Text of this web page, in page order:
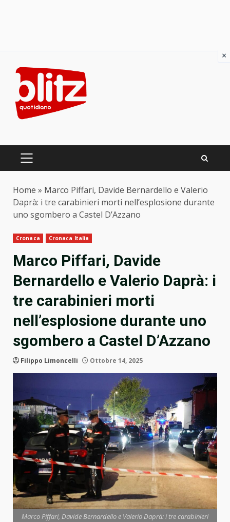
content
PRIMARY
Home » Marco Piffari, Davide Bernardello e Valerio
Daprà: i tre carabinieri morti nell’esplosione durante
uno sgombero a Castel D’Azzano
Cronaca Cronaca Italia
Marco Piffari, Davide
Bernardello e Valerio Daprà: i
tre carabinieri morti
nell’esplosione durante uno
sgombero a Castel D’Azzano
Filippo Limoncelli Ottobre 14, 2025
Marco Piffari, Davide Bernardello e Valerio Daprà: i tre carabinieri
×